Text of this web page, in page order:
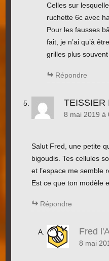
Celles sur
ruchette 6c avec
Pour les fausses
fait, je n’ai qu’à
grilles plus
Répondre
TEISSIER
8 mai 2019 à
Salut Fred, une petite
bigoudis. Tes cellules
et l’espace me semble
Est ce que ton modèle
Répondre
Fred
8 mai